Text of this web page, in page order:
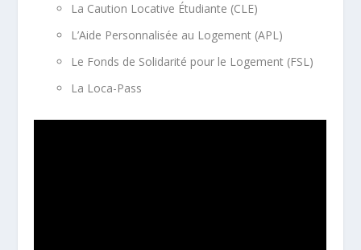
La Caution Locative Étudiante (CLE)
L’Aide Personnalisée au Logement (APL)
Le Fonds de Solidarité pour le Logement (FSL)
La Loca-Pass